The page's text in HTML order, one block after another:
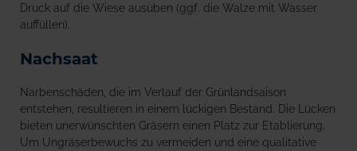
Druck auf die Wiese ausüben (ggf. die Walze mit Wasser
auffüllen).
Nachsaat
Narbenschäden, die im Verlauf der Grünlandsaison
entstehen, resultieren in einem lückigen Bestand. Die Lücken
bieten unerwünschten Gräsern einen Platz zur Etablierung.
Um Ungräserbewuchs zu vermeiden und eine qualitative